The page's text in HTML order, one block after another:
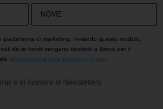
piattaforma di marketing. Inviando questo modulo,
da te forniti vengano trasferiti a Brevo per il
all'Informativa sulla privacy di Brevo.
e di ricevere le Newsletters.